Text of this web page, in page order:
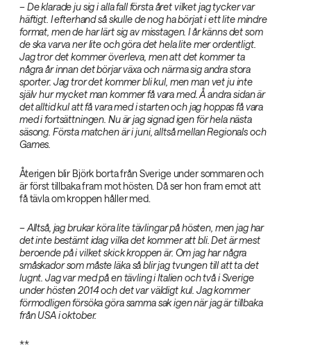
– De klarade ju sig i alla fall första året vilket jag tycker var
häftigt. I efterhand så skulle de nog ha börjat i ett lite mindre
format, men de har lärt sig av misstagen. I år känns det som
de ska varva ner lite och göra det hela lite mer ordentligt.
Jag tror det kommer överleva, men att det kommer ta
några år innan det börjar växa och närma sig andra stora
sporter. Jag tror det kommer bli kul, men man vet ju inte
själv hur mycket man kommer få vara med. Å andra sidan är
det alltid kul att få vara med i starten och jag hoppas få vara
med i fortsättningen. Nu är jag signad igen för hela nästa
säsong. Första matchen är i juni, alltså mellan Regionals och
Games.‌
Återigen blir Björk borta från Sverige under sommaren och
är först tillbaka fram mot hösten. Då ser hon fram emot att
få tävla om kroppen håller med.
– Alltså, jag brukar köra lite tävlingar på hösten, men jag har
det inte bestämt idag vilka det kommer att bli. Det är mest
beroende på i vilket skick kroppen är. Om jag har några
småskador som måste läka så blir jag tvungen till att ta det
lugnt. Jag var med på en tävling i Italien och två i Sverige
under hösten 2014 och det var väldigt kul. Jag kommer
förmodligen försöka göra samma sak igen när jag är tillbaka
från USA i oktober.‌
**